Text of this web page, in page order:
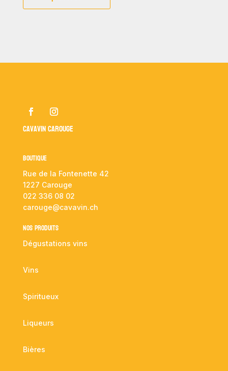
Cavavin Carouge
Boutique
Rue de la Fontenette 42
1227 Carouge
022 336 08 02
carouge@cavavin.ch
NOS PRODUITS
Dégustations vins
Vins
Spiritueux
Liqueurs
Bières